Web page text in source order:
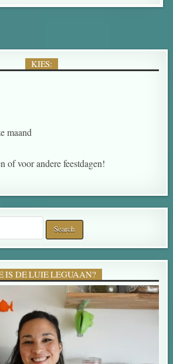
KIES:
maand
of voor andere feestdagen!
IS DE LUIE LEGUAAN?